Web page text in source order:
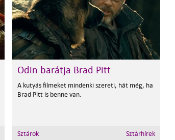
Odin barátja Brad Pitt
A kutyás filmeket mindenki szereti, hát még, ha
Brad Pitt is benne van.
Sztárok Sztárhírek